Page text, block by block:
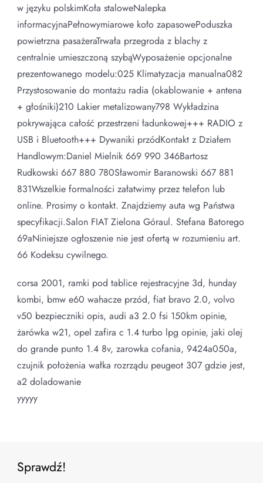
w języku polskimKoła staloweNalepka
informacyjnaPełnowymiarowe koło zapasowePoduszka
powietrzna pasażeraTrwała przegroda z blachy z
centralnie umieszczoną szybąWyposażenie opcjonalne
prezentowanego modelu:025 Klimatyzacja manualna082
Przystosowanie do montażu radia (okablowanie + antena
+ głośniki)210 Lakier metalizowany798 Wykładzina
pokrywająca całość przestrzeni ładunkowej+++ RADIO z
USB i Bluetooth+++ Dywaniki przódKontakt z Działem
Handlowym:Daniel Mielnik 669 990 346Bartosz
Rudkowski 667 880 780Sławomir Baranowski 667 881
831Wszelkie formalności załatwimy przez telefon lub
online. Prosimy o kontakt. Znajdziemy auta wg Państwa
specyfikacji.Salon FIAT Zielona Góraul. Stefana Batorego
69aNiniejsze ogłoszenie nie jest ofertą w rozumieniu art.
66 Kodeksu cywilnego.
corsa 2001, ramki pod tablice rejestracyjne 3d, hunday
kombi, bmw e60 wahacze przód, fiat bravo 2.0, volvo
v50 bezpieczniki opis, audi a3 2.0 fsi 150km opinie,
żarówka w21, opel zafira c 1.4 turbo lpg opinie, jaki olej
do grande punto 1.4 8v, zarowka cofania, 9424a050a,
czujnik położenia wałka rozrządu peugeot 307 gdzie jest,
a2 doladowanie
yyyyy
Sprawdź!